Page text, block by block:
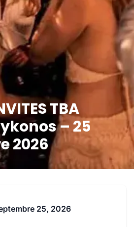
TBA
– 25
2026
25, 2026